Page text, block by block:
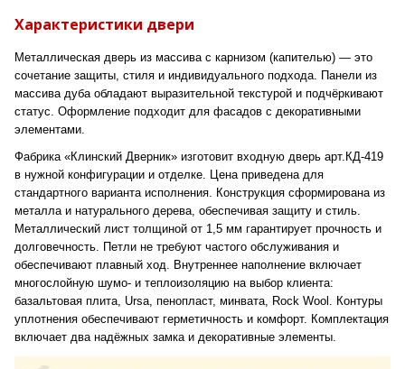
Характеристики двери
Металлическая дверь из массива с карнизом (капителью) — это
сочетание защиты, стиля и индивидуального подхода. Панели из
массива дуба обладают выразительной текстурой и подчёркивают
статус. Оформление подходит для фасадов с декоративными
элементами.
Фабрика «Клинский Дверник» изготовит входную дверь арт.КД-419
в нужной конфигурации и отделке. Цена приведена для
стандартного варианта исполнения. Конструкция сформирована из
металла и натурального дерева, обеспечивая защиту и стиль.
Металлический лист толщиной от 1,5 мм гарантирует прочность и
долговечность. Петли не требуют частого обслуживания и
обеспечивают плавный ход. Внутреннее наполнение включает
многослойную шумо- и теплоизоляцию на выбор клиента:
базальтовая плита, Ursa, пенопласт, минвата, Rock Wool. Контуры
уплотнения обеспечивают герметичность и комфорт. Комплектация
включает два надёжных замка и декоративные элементы.